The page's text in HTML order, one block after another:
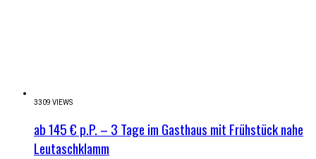
3309 VIEWS
ab 145 € p.P. – 3 Tage im Gasthaus mit Frühstück nahe
Leutaschklamm